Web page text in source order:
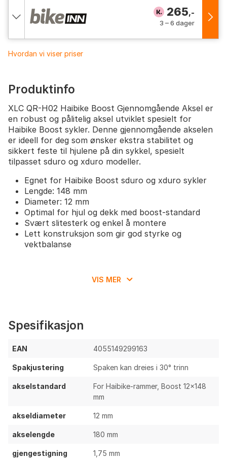
265,-
3 – 6 dager
Hvordan vi viser priser
Produktinfo
XLC QR-H02 Haibike Boost Gjennomgående Aksel er
en robust og pålitelig aksel utviklet spesielt for
Haibike Boost sykler. Denne gjennomgående akselen
er ideell for deg som ønsker ekstra stabilitet og
sikkert feste til hjulene på din sykkel, spesielt
tilpasset sduro og xduro modeller.
Egnet for Haibike Boost sduro og xduro sykler
Lengde: 148 mm
Diameter: 12 mm
Optimal for hjul og dekk med boost-standard
Svært slitesterk og enkel å montere
Lett konstruksjon som gir god styrke og
vektbalanse
VIS MER
Spesifikasjon
EAN 4055149299163
Spakjustering Spaken kan dreies i 30° trinn
akselstandard
For Haibike-rammer, Boost 12×148
mm
akseldiameter 12 mm
akselengde 180 mm
gjengestigning 1,75 mm